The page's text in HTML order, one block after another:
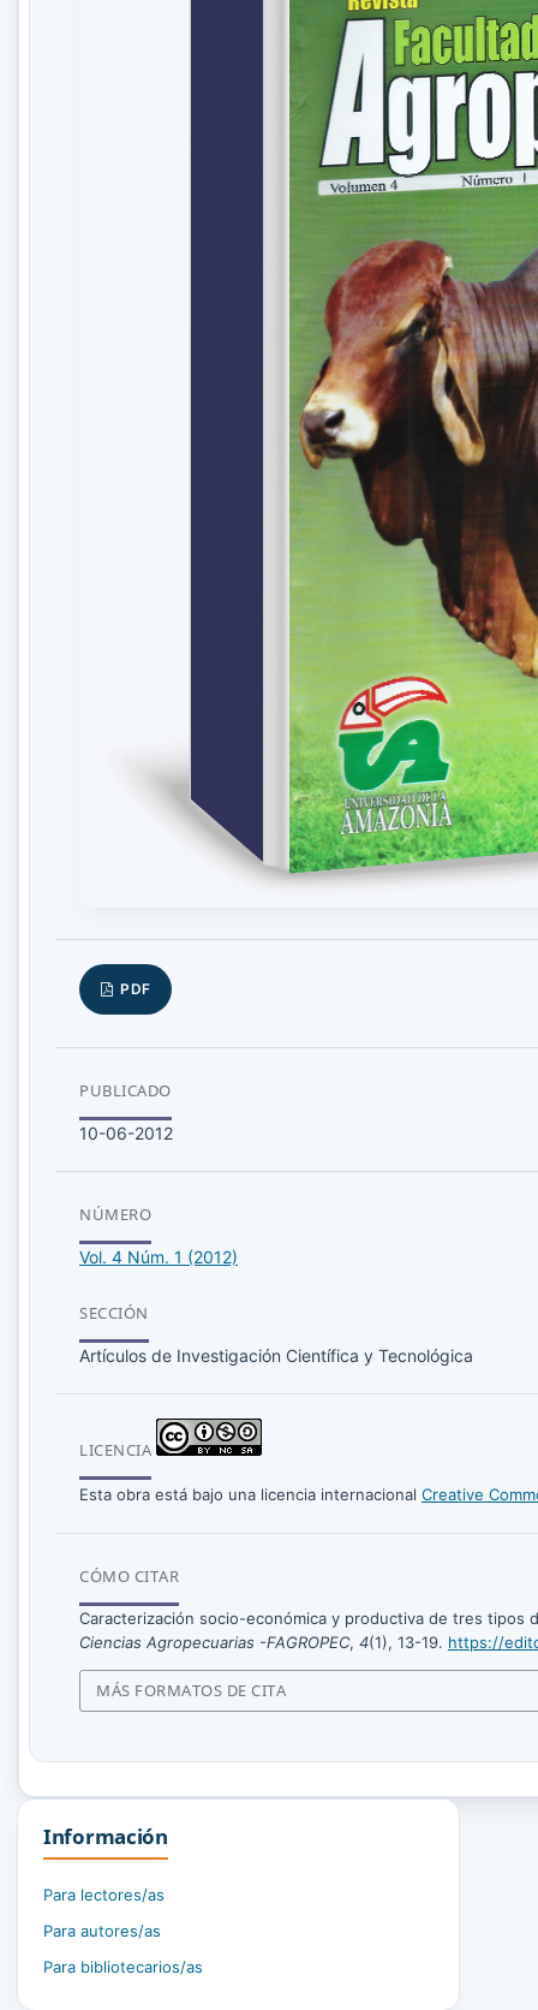
PDF
PUBLICADO
10-06-2012
NÚMERO
Vol. 4 Núm. 1 (2012)
SECCIÓN
Artículos de Investigación Científica y Tecnológica
LICENCIA
Esta obra está bajo una licencia internacional Creative
CÓMO CITAR
Caracterización socio-económica y productiva de tres
Ciencias Agropecuarias -FAGROPEC, 4(1), 13-19. https://
MÁS FORMATOS DE CITA
Información
Para lectores/as
Para autores/as
Para bibliotecarios/as